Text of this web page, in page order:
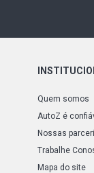
Quem somos
AutoZ é
Nossas
Trabalhe
Mapa do site